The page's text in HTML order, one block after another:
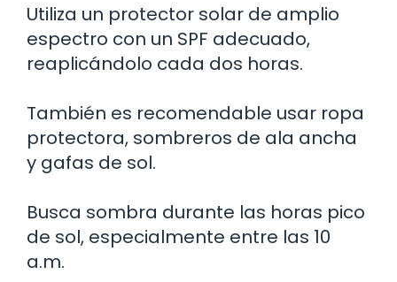
Utiliza un protector solar de amplio
espectro con un SPF adecuado,
reaplicándolo cada dos horas.
También es recomendable usar ropa
protectora, sombreros de ala ancha
y gafas de sol.
Busca sombra durante las horas pico
de sol, especialmente entre las 10
a.m.